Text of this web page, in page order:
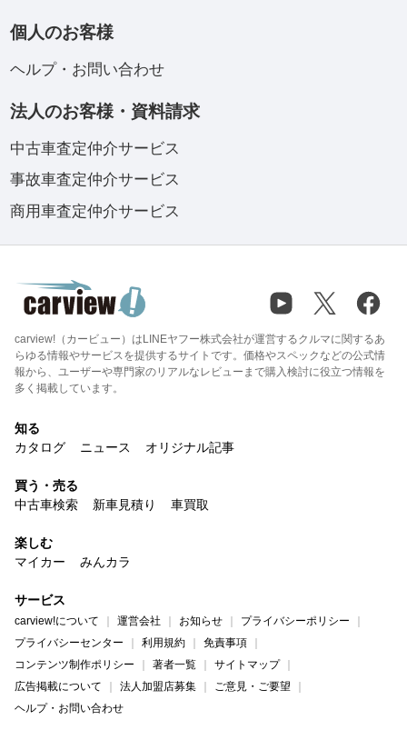
個人のお客様
ヘルプ・お問い合わせ
法人のお客様・資料請求
中古車査定仲介サービス
事故車査定仲介サービス
商用車査定仲介サービス
carview!（カービュー）はLINEヤフー株式会社が運営するクルマに関するあ
らゆる情報やサービスを提供するサイトです。価格やスペックなどの公式情
報から、ユーザーや専門家のリアルなレビューまで購入検討に役立つ情報を
多く掲載しています。
知る
カタログ
ニュース オリジナル記事
買う・売る
中古車検索
新車見積り 車買取
楽しむ
マイカー
みんカラ
サービス
carview!について 運営会社 お知らせ
プライバシーポリシー
プライバシーセンター
利用規約
免責事項
コンテンツ制作ポリシー
著者一覧
サイトマップ
広告掲載について
法人加盟店募集
ご意見・ご要望
ヘルプ・お問い合わせ